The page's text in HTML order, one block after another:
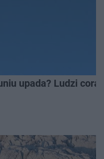
upada? Ludzi